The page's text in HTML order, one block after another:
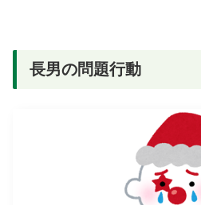
長男の問題行動